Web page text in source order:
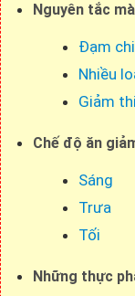
Nguyên tắc
Đạm
Nhiều
Giảm
Chế độ ăn
Sáng
Trưa
Tối
Những thực